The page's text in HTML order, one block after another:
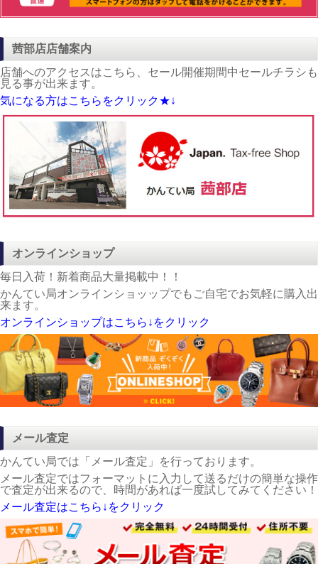
茜部店店舗案内
店舗へのアクセスはこちら、セール開催期間中セールチラシも
見る事が出来ます。
気になる方はこちらをクリック★↓
オンラインショップ
毎日入荷！新着商品大量掲載中！！
かんてい局オンラインショッップでもご自宅でお気軽に購入出
来ます。
オンラインショップはこちら↓をクリック
メール査定
かんてい局では「メール査定」を行っております。
メール査定ではフォーマットに入力して送るだけの簡単な操作
で査定が出来るので、時間があれば一度試してみてください！
メール査定はこちら↓をクリック